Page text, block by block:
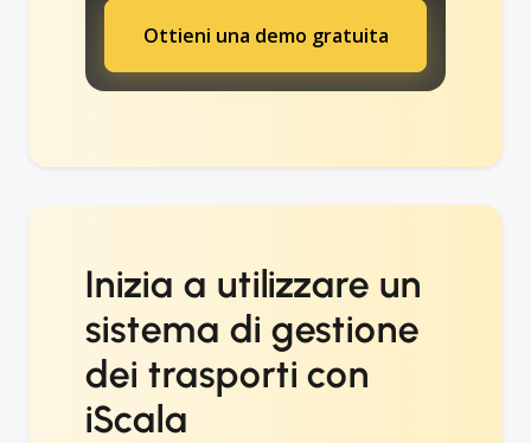
Ottieni una demo gratuita
Inizia a utilizzare un
sistema di gestione
dei trasporti con
iScala